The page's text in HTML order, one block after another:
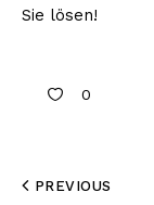
Sie lösen!
0
PREVIOUS